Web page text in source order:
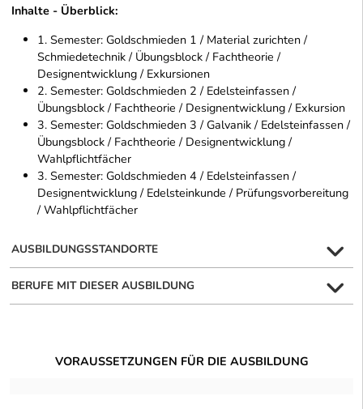
Inhalte - Überblick:
1. Semester: Goldschmieden 1 / Material zurichten /
Schmiedetechnik / Übungsblock / Fachtheorie /
Designentwicklung / Exkursionen
2. Semester: Goldschmieden 2 / Edelsteinfassen /
Übungsblock / Fachtheorie / Designentwicklung / Exkursion
3. Semester: Goldschmieden 3 / Galvanik / Edelsteinfassen /
Übungsblock / Fachtheorie / Designentwicklung /
Wahlpflichtfächer
3. Semester: Goldschmieden 4 / Edelsteinfassen /
Designentwicklung / Edelsteinkunde / Prüfungsvorbereitung
/ Wahlpflichtfächer
AUSBILDUNGSSTANDORTE
BERUFE MIT DIESER AUSBILDUNG
VORAUSSETZUNGEN FÜR DIE AUSBILDUNG